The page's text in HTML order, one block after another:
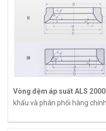
Vòng đệm áp suất ALS 2000
khẩu và phân phối hàng